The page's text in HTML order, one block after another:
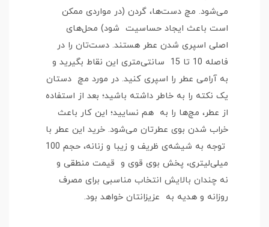
می‌شود. مچ دست‌ها، گردن (در مواردی ممکن
است باعث ایجاد حساسیت شود) محل‌های
اصلی اسپری شدن عطر هستند. دست‌تان را در
فاصله 10 تا 15 سانتی‌متری این نقاط بگیرید و
به آرامی عطر را اسپری کنید. در مورد مچ دستان
یک نکته را به خاطر داشته باشید؛ بعد از استفاده
از عطر، مچ‌ها را به هم نسایید؛ این کار باعث
خراب شدن بوی عطرتان می‌شود. خرید این عطر با
توجه به شیشه‌ی ظریف و زیبا و زنانه، حجم 100
میلی‌لیتری، پخش بوی قوی و قیمت منطقی و
نه‌ چندان بالایش انتخاب مناسبی برای مصرف
روزانه و هدیه به عزیزانتان خواهد بود.